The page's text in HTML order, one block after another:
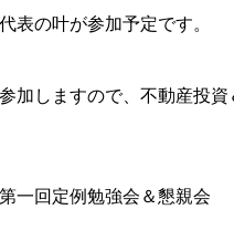
表の叶が参加予定です。
加しますので、不動産投
一回定例勉強会＆懇親会